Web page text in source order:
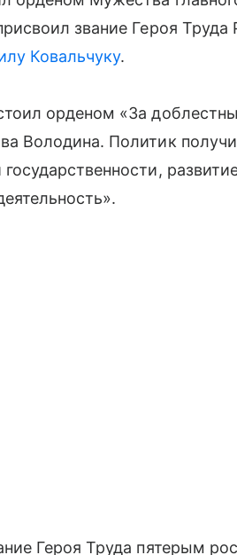
звание Героя
Ковальчуку.
орденом «За
Володина. Политик
Героя Труда пятерым